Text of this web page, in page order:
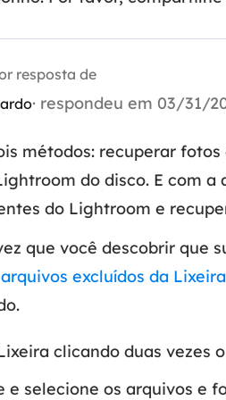
Partition Recovery
Email Recovery
MS SQL Recovery
Recuperação de
resposta de
· respondeu em 03/31/
métodos: recuperar
do disco. E com a
do Lightroom e
que você descobrir que
excluídos da Lixeira
clicando duas vezes
e selecione os arquivos e